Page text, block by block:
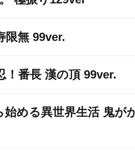
限無 99ver.
！番長 漢の頂 99ver.
始める異世界生活 鬼が